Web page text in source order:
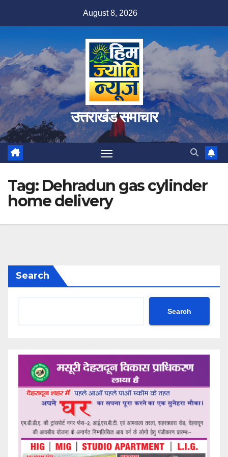
August 8, 2026
उत्तराखंड समाचार
Tag: Dehradun gas cylinder
home delivery
Search
Search